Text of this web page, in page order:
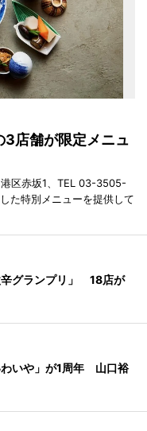
店舗が限定メニュ
区赤坂1、TEL 03-3505-
た特別メニューを提供して
辛グランプリ」 18店が
わいや」が1周年 山口裕